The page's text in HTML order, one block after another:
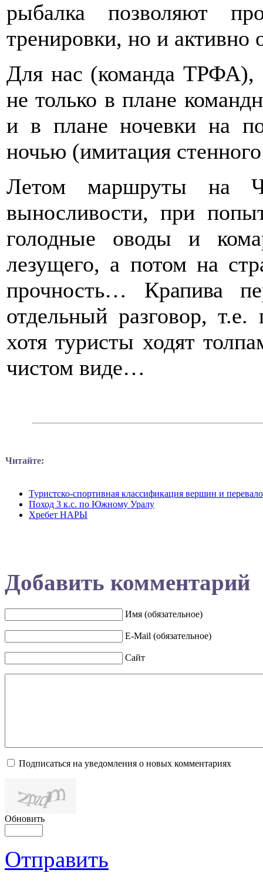
рыбалка позволяют
тренировки, но и
Для нас (команда ТРФА),
не только в плане
и в плане ночевки на
ночью (имитация
Летом маршруты на
выносливости, при
голодные оводы и
лезущего, а потом на
прочность… Крапива
отдельный разговор,
хотя туристы ходят
чистом виде…
Читайте:
Туристско-спортивная классификация вершин и
Поход 3 к.с. по Южному Уралу
Хребет НАРЫ
Добавить комментарий
Имя (обязательное)
E-Mail (обязательное)
Сайт
Подписаться на уведомления о новых комментариях
Обновить
Отправить